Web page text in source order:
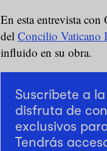
En esta entrevista con
del Concilio Vaticano
influido en su obra.
Suscríbete a
disfruta de
exclusivos
Tendrás